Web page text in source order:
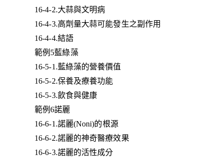
16-4-2.大蒜與文明病
16-4-3.高劑量大蒜可能發生之副作用
16-4-4.結語
範例5藍綠藻
16-5-1.藍綠藻的營養價值
16-5-2.保養及療養功能
16-5-3.飲食與健康
範例6諾麗
16-6-1.諾麗(Noni)的根源
16-6-2.諾麗的神奇醫療效果
16-6-3.諾麗的活性成分